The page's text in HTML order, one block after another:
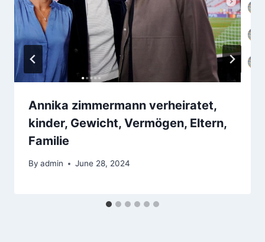
Annika zimmermann verheiratet,
kinder, Gewicht, Vermögen, Eltern,
Familie
By admin June 28, 2024